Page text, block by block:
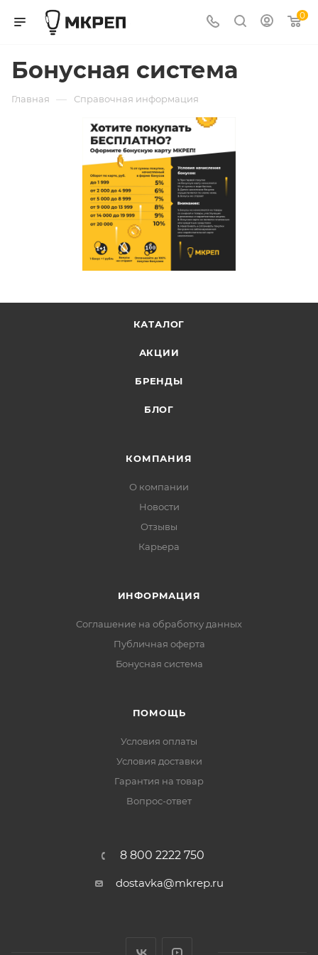
0
Бонусная система
Главная — Справочная информация
КАТАЛОГ
АКЦИИ
БРЕНДЫ
БЛОГ
КОМПАНИЯ
О компании
Новости
Отзывы
Карьера
ИНФОРМАЦИЯ
Соглашение на обработку данных
Публичная оферта
Бонусная система
ПОМОЩЬ
Условия оплаты
Условия доставки
Гарантия на товар
Вопрос-ответ
8 800 2222 750
dostavka@mkrep.ru